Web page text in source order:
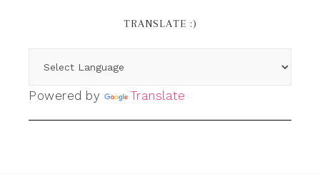
TRANSLATE :)
Powered by Translate